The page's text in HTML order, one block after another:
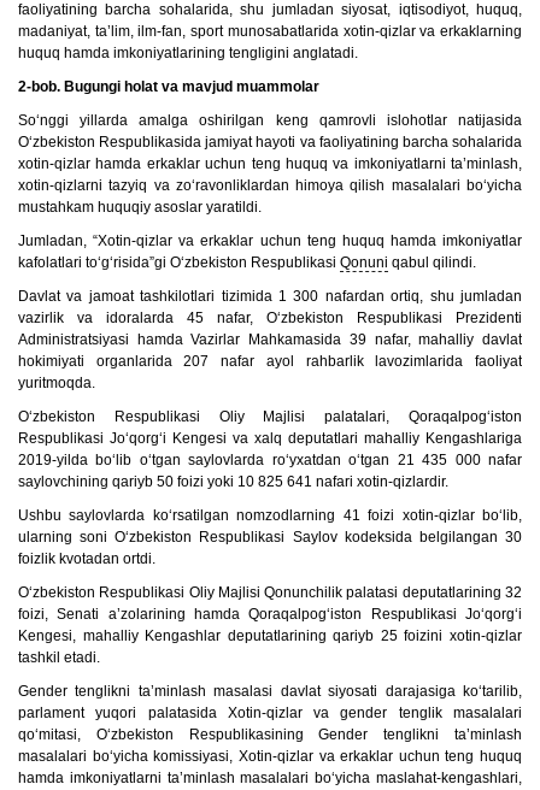
faoliyatining barcha sohalarida, shu jumladan siyosat, iqtisodiyot, huquq,
madaniyat, ta’lim, ilm-fan, sport munosabatlarida xotin-qizlar va erkaklarning
huquq hamda imkoniyatlarining tengligini anglatadi.
2-bob. Bugungi holat va mavjud muammolar
So‘nggi yillarda amalga oshirilgan keng qamrovli islohotlar natijasida
O‘zbekiston Respublikasida jamiyat hayoti va faoliyatining barcha sohalarida
xotin-qizlar hamda erkaklar uchun teng huquq va imkoniyatlarni ta’minlash,
xotin-qizlarni tazyiq va zo‘ravonliklardan himoya qilish masalalari bo‘yicha
mustahkam huquqiy asoslar yaratildi.
Jumladan, “Xotin-qizlar va erkaklar uchun teng huquq hamda imkoniyatlar
kafolatlari to‘g‘risida”gi O‘zbekiston Respublikasi Qonuni qabul qilindi.
Davlat va jamoat tashkilotlari tizimida 1 300 nafardan ortiq, shu jumladan
vazirlik va idoralarda 45 nafar, O‘zbekiston Respublikasi Prezidenti
Administratsiyasi hamda Vazirlar Mahkamasida 39 nafar, mahalliy davlat
hokimiyati organlarida 207 nafar ayol rahbarlik lavozimlarida faoliyat
yuritmoqda.
O‘zbekiston Respublikasi Oliy Majlisi palatalari, Qoraqalpog‘iston
Respublikasi Jo‘qorg‘i Kengesi va xalq deputatlari mahalliy Kengashlariga
2019-yilda bo‘lib o‘tgan saylovlarda ro‘yxatdan o‘tgan 21 435 000 nafar
saylovchining qariyb 50 foizi yoki 10 825 641 nafari xotin-qizlardir.
Ushbu saylovlarda ko‘rsatilgan nomzodlarning 41 foizi xotin-qizlar bo‘lib,
ularning soni O‘zbekiston Respublikasi Saylov kodeksida belgilangan 30
foizlik kvotadan ortdi.
O‘zbekiston Respublikasi Oliy Majlisi Qonunchilik palatasi deputatlarining 32
foizi, Senati a’zolarining hamda Qoraqalpog‘iston Respublikasi Jo‘qorg‘i
Kengesi, mahalliy Kengashlar deputatlarining qariyb 25 foizini xotin-qizlar
tashkil etadi.
Gender tenglikni ta’minlash masalasi davlat siyosati darajasiga ko‘tarilib,
parlament yuqori palatasida Xotin-qizlar va gender tenglik masalalari
qo‘mitasi, O‘zbekiston Respublikasining Gender tenglikni ta’minlash
masalalari bo‘yicha komissiyasi, Xotin-qizlar va erkaklar uchun teng huquq
hamda imkoniyatlarni ta’minlash masalalari bo‘yicha maslahat-kengashlari,